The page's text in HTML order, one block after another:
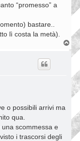
“promesso” a
bastare..
lì costa la metà).
o
p
o possibili arrivi ma
qua.
scommessa e
i trascorsi degli